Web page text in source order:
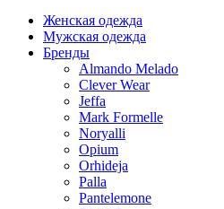
Женская одежда
Мужская одежда
Бренды
Almando Melado
Clever Wear
Jeffa
Mark Formelle
Noryalli
Opium
Orhideja
Palla
Pantelemone